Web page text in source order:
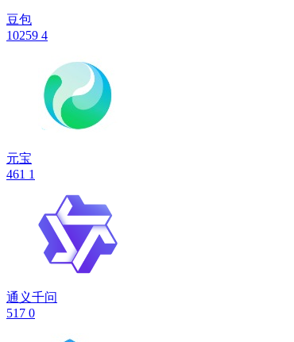
豆包
10259 4
元宝
461 1
通义千问
517 0